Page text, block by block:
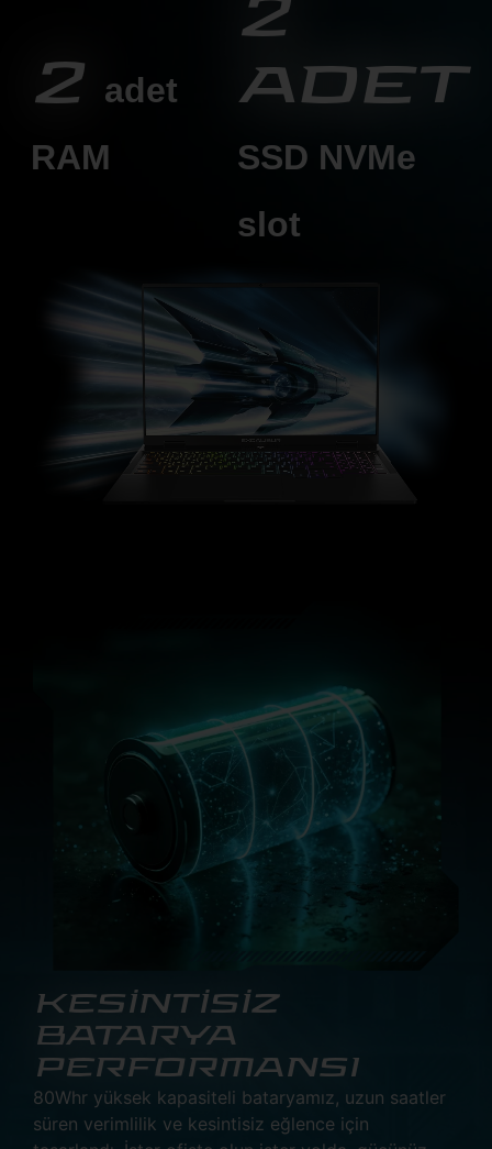
2 adet
RAM
2
adet
SSD NVMe
slot
KESİNTİSİZ
BATARYA
PERFORMANSI
80Whr yüksek kapasiteli bataryamız, uzun saatler
süren verimlilik ve kesintisiz eğlence için